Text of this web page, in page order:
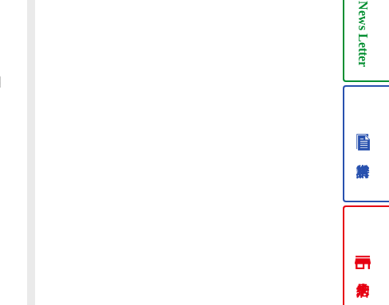
News
Letter